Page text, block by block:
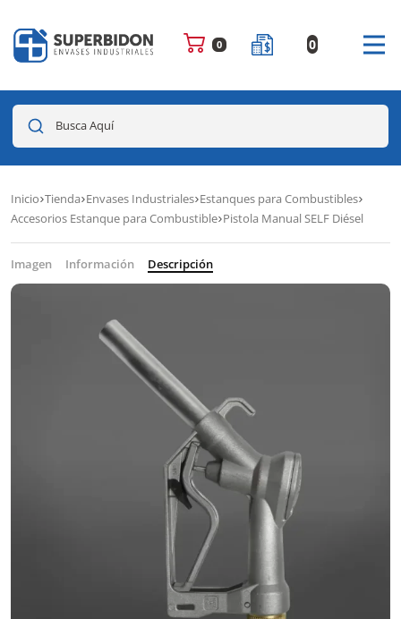
0 0
Busca Aquí
Inicio Tienda Envases Industriales Estanques para Combustibles
Accesorios Estanque para Combustible Pistola Manual SELF Diésel
Imagen Información Descripción